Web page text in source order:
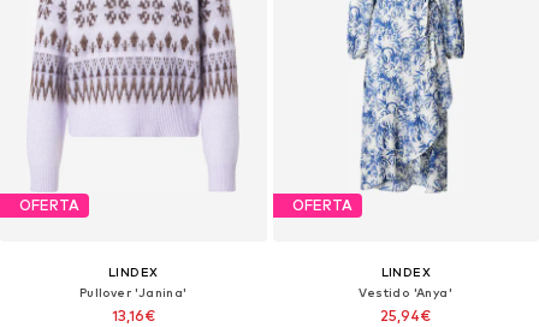
OFERTA
LINDEX
Pullover 'Janina'
13,16€
OFERTA
LINDEX
Vestido 'Anya'
25,94€